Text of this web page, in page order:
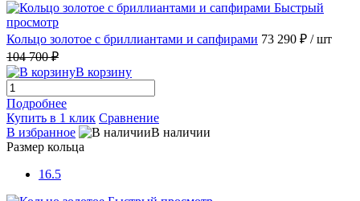
Быстрый
просмотр
Кольцо золотое с бриллиантами и сапфирами 73 290 ₽ / шт
104 700 ₽
В корзину
Подробнее
Купить в 1 клик Сравнение
В избранное
В наличии
Размер кольца
16.5